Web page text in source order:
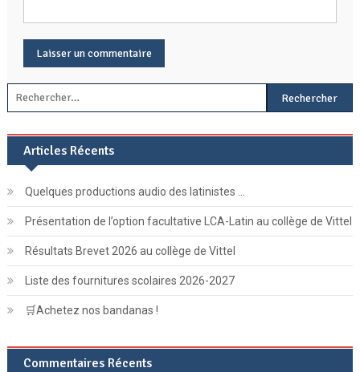
Rechercher :
Articles Récents
Quelques productions audio des latinistes …
Présentation de l’option facultative LCA-Latin au collège de Vittel
Résultats Brevet 2026 au collège de Vittel
Liste des fournitures scolaires 2026-2027
🛒Achetez nos bandanas !
Commentaires Récents